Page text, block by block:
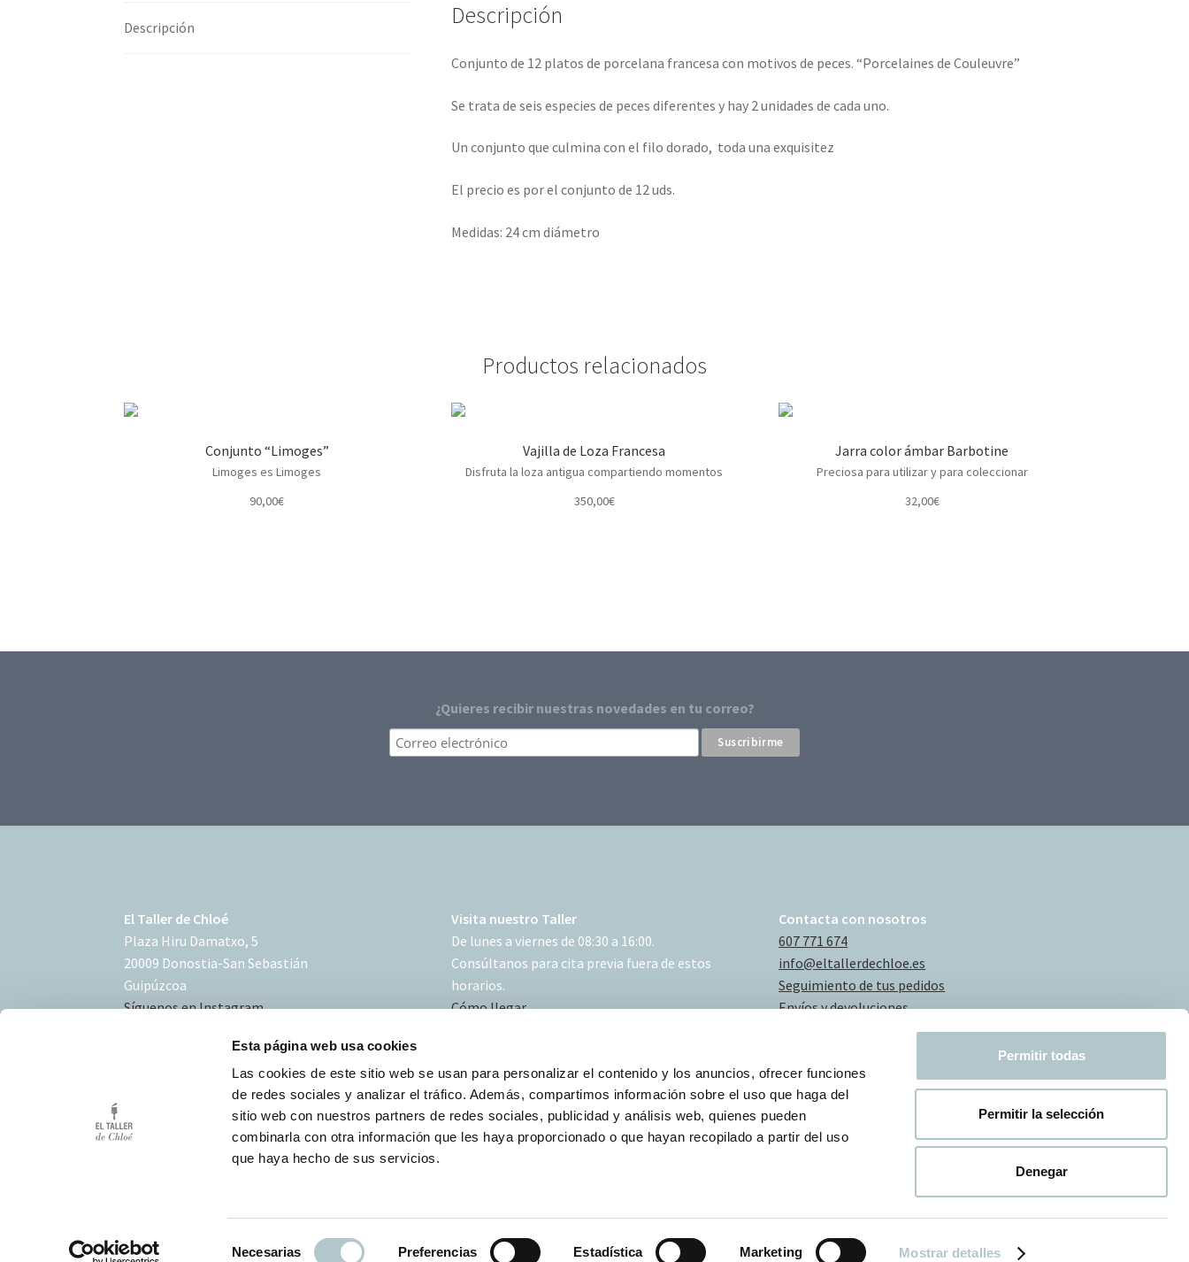
Esta página web usa cookies
Las cookies de este sitio web se usan para personalizar el contenido y los anuncios, ofrecer funciones
de redes sociales y analizar el tráfico. Además, compartimos información sobre el uso que haga del
sitio web con nuestros partners de redes sociales, publicidad y análisis web, quienes pueden
combinarla con otra información que les haya proporcionado o que hayan recopilado a partir del uso
que haya hecho de sus servicios.
Necesarias Preferencias Estadística Marketing Mostrar detalles
Permitir todas
Permitir la selección
Denegar
Descripción Descripción
Conjunto de 12 platos de porcelana francesa con motivos de peces. “Porcelaines de Couleuvre”
Se trata de seis especies de peces diferentes y hay 2 unidades de cada uno.
Un conjunto que culmina con el filo dorado, toda una exquisitez
El precio es por el conjunto de 12 uds.
Medidas: 24 cm diámetro
Productos relacionados
Conjunto “Limoges”
Limoges es Limoges
90,00€
Vajilla de Loza Francesa
Disfruta la loza antigua compartiendo momentos
350,00€
Jarra color ámbar Barbotine
Preciosa para utilizar y para coleccionar
32,00€
¿Quieres recibir nuestras novedades en tu correo?
El Taller de Chloé
Plaza Hiru Damatxo, 5
20009 Donostia-San Sebastián
Guipúzcoa
Síguenos en Instagram
Visita nuestro Taller
De lunes a viernes de 08:30 a 16:00.
Consúltanos para cita previa fuera de estos
horarios.
Cómo llegar
Contacta con nosotros
607 771 674
info@eltallerdechloe.es
Seguimiento de tus pedidos
Envíos y devoluciones
Condiciones de uso
Política de Cookies